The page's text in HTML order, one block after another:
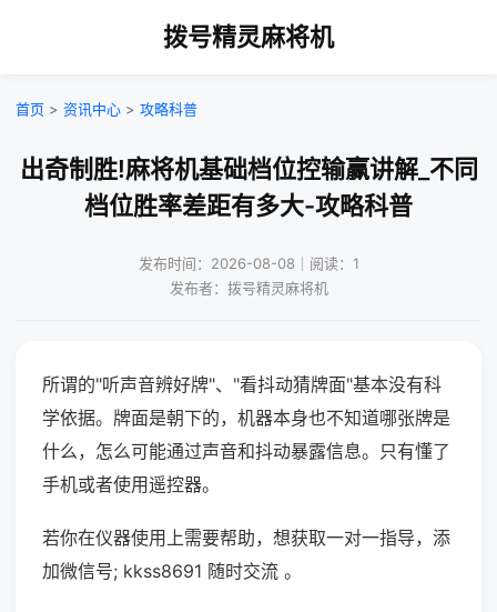
拨号精灵麻将机
首页 > 资讯中心 > 攻略科普
出奇制胜!麻将机基础档位控输赢讲解_不同
档位胜率差距有多大-攻略科普
发布时间：2026-08-08｜阅读：1
发布者：拨号精灵麻将机
所谓的"听声音辨好牌"、"看抖动猜牌面"基本没有科
学依据。牌面是朝下的，机器本身也不知道哪张牌是
什么，怎么可能通过声音和抖动暴露信息。只有懂了
手机或者使用遥控器。
若你在仪器使用上需要帮助，想获取一对一指导，添
加微信号; kkss8691 随时交流 。